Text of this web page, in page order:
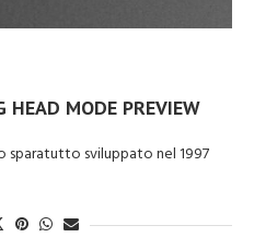
HEAD MODE PREVIEW
sparatutto sviluppato nel 1997